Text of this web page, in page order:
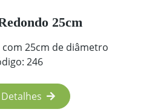
25cm
25cm de diâmetro
246